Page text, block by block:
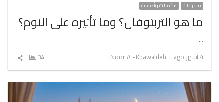
متفرقات مكملات وأعشاب
ما هو التربتوفان؟ وما تأثيره على النوم؟
…
4 أشهر ago
Author
Noor AL-Khawaldeh
34
شارك